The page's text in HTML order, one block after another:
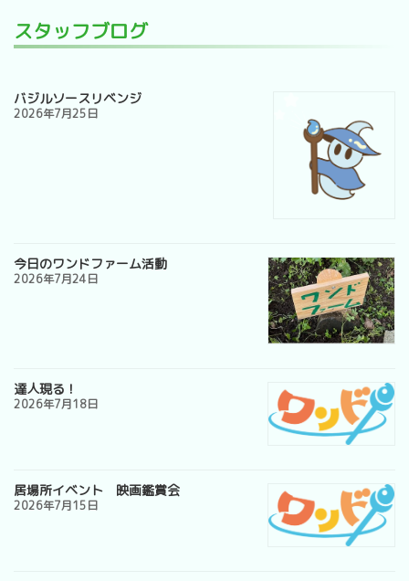
スタッフブログ
バジルソースリベンジ
2026年7月25日
今日のワンドファーム活動
2026年7月24日
達人現る！
2026年7月18日
居場所イベント 映画鑑賞会
2026年7月15日